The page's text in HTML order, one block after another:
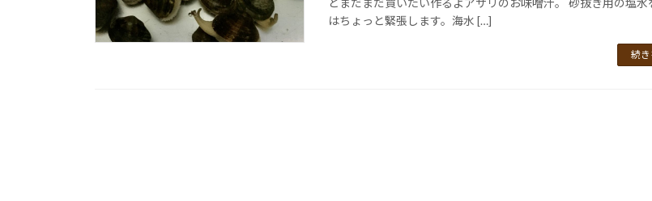
はちょっと緊張します。海水 […]
続